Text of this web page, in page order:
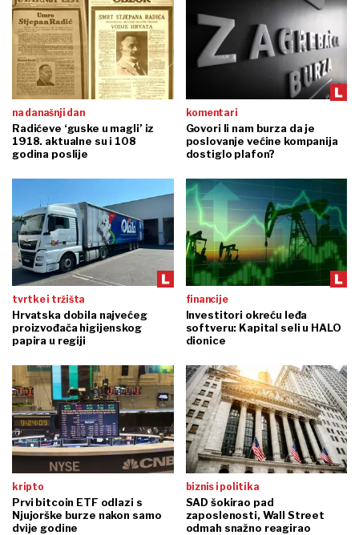
na današnji dan
Radićeve ‘guske u magli’ iz
1918. aktualne su i 108
godina poslije
komentari
Govori li nam burza da je
poslovanje većine kompanija
dostiglo plafon?
tvrtke i tržišta
Hrvatska dobila najvećeg
proizvođača higijenskog
papira u regiji
financije
Investitori okreću leđa
softveru: Kapital seli u HALO
dionice
kripto
Prvi bitcoin ETF odlazi s
Njujorške burze nakon samo
dvije godine
biznis i politika
SAD šokirao pad
zaposlenosti, Wall Street
odmah snažno reagirao